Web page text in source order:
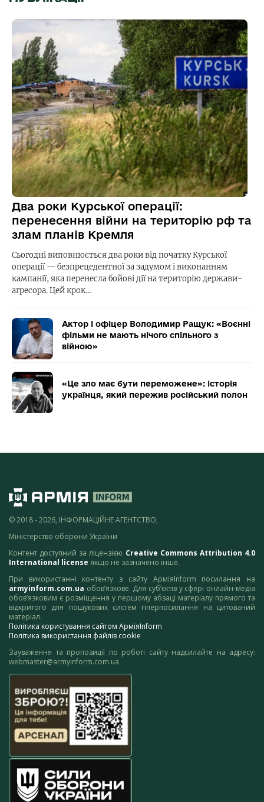
Два роки Курської операції:
перенесення війни на територію рф та
злам планів Кремля
Сьогодні виповнюється два роки від початку Курської
операції — безпрецедентної за задумом і виконанням
кампанії, яка перенесла бойові дії на територію держави-
агресора. Цей крок…
Актор і офіцер Володимир Ращук: «Воєнні
фільми не мають нічого спільного з
війною»
«Це зло має бути переможене»: історія
українця, який пережив російський полон
© 2018 - 2026, ІНФОРМАЦІЙНЕ АГЕНТСТВО,
Міністерство оборони України
Контент доступний за ліцензією Creative Commons Attribution 4.0
International license якщо не зазначено інше.
При використанні контенту з сайту АрміяInform посилання на
armyinform.com.ua обов’язкове. Для суб’єктів у сфері онлайн-медіа
обов’язковим є розміщення у першому абзаці матеріалу прямого та
відкритого для пошукових систем гіперпосилання на цитований
матеріал.
Політика користування сайтом АрміяInform
Політика використання файлів cookie
Зауваження та пропозиції по роботі сайту надсилайте на адресу:
webmaster@armyinform.com.ua